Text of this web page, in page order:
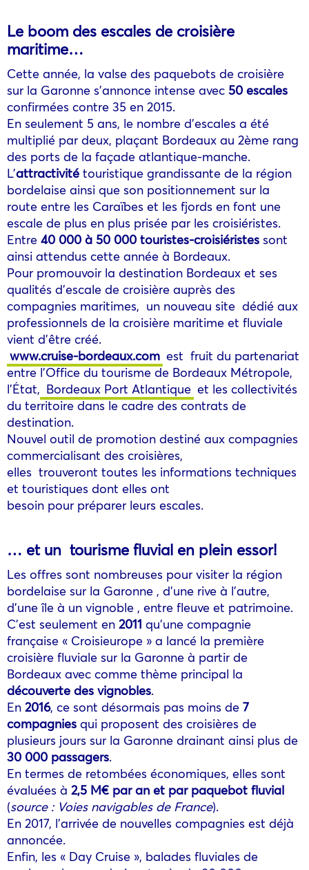
Le boom des escales de croisière
maritime…
Cette année, la valse des paquebots de croisière
sur la Garonne s’annonce intense avec 50 escales
confirmées contre 35 en 2015.
En seulement 5 ans, le nombre d’escales a été
multiplié par deux, plaçant Bordeaux au 2ème rang
des ports de la façade atlantique-manche.
L’attractivité touristique grandissante de la région
bordelaise ainsi que son positionnement sur la
route entre les Caraïbes et les fjords en font une
escale de plus en plus prisée par les croisiéristes.
Entre 40 000 à 50 000 touristes-croisiéristes sont
ainsi attendus cette année à Bordeaux.
Pour promouvoir la destination Bordeaux et ses
qualités d’escale de croisière auprès des
compagnies maritimes, un nouveau site dédié aux
professionnels de la croisière maritime et fluviale
vient d’être créé.
www.cruise-bordeaux.com est fruit du partenariat
entre l’Office du tourisme de Bordeaux Métropole,
l’État, Bordeaux Port Atlantique et les collectivités
du territoire dans le cadre des contrats de
destination.
Nouvel outil de promotion destiné aux compagnies
commercialisant des croisières,
elles trouveront toutes les informations techniques
et touristiques dont elles ont
besoin pour préparer leurs escales.
… et un tourisme fluvial en plein essor!
Les offres sont nombreuses pour visiter la région
bordelaise sur la Garonne , d’une rive à l’autre,
d’une île à un vignoble , entre fleuve et patrimoine.
C’est seulement en 2011 qu’une compagnie
française « Croisieurope » a lancé la première
croisière fluviale sur la Garonne à partir de
Bordeaux avec comme thème principal la
découverte des vignobles.
En 2016, ce sont désormais pas moins de 7
compagnies qui proposent des croisières de
plusieurs jours sur la Garonne drainant ainsi plus de
30 000 passagers.
En termes de retombées économiques, elles sont
évaluées à 2,5 M€ par an et par paquebot fluvial
(source : Voies navigables de France).
En 2017, l’arrivée de nouvelles compagnies est déjà
annoncée.
Enfin, les « Day Cruise », balades fluviales de